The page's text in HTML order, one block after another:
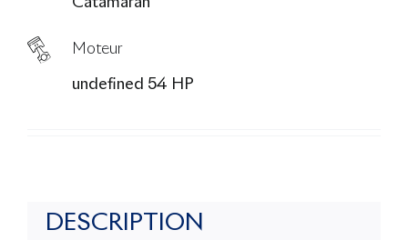
Catamaran
Moteur
undefined 54 HP
DESCRIPTION